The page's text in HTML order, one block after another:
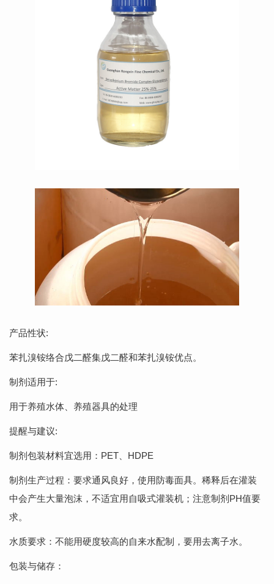
产品性状:
苯扎溴铵络合戊二醛集戊二醛和苯扎溴铵优点。
制剂适用于:
用于养殖水体、养殖器具的处理
提醒与建议:
制剂包装材料宜选用：PET、HDPE
制剂生产过程：要求通风良好，使用防毒面具。稀释后在灌装
中会产生大量泡沫，不适宜用自吸式灌装机；注意制剂PH值要
求。
水质要求：不能用硬度较高的自来水配制，要用去离子水。
包装与储存：